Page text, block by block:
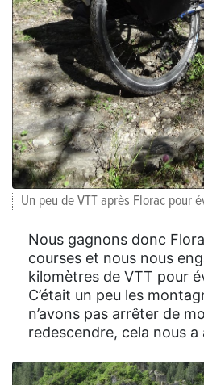
Un peu de VTT après Florac pour
Nous gagnons donc
courses et nous nous
kilomètres de VTT pour
C’était un peu les
n’avons pas arrêter de
redescendre, cela nous